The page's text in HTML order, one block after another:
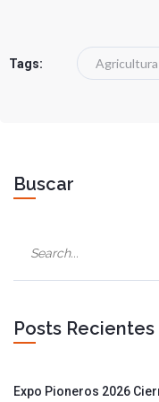
Tags: Agricultura
Buscar
Posts Recientes
Expo Pioneros 2026